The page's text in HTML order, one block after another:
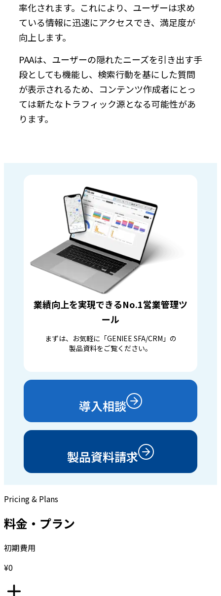
率化されます。これにより、ユーザーは求め
ている情報に迅速にアクセスでき、満足度が
向上します。
PAAは、ユーザーの隠れたニーズを引き出す手
段としても機能し、検索行動を基にした質問
が表示されるため、コンテンツ作成者にとっ
ては新たなトラフィック源となる可能性があ
ります。
業績向上を実現できるNo.1営業管理ツ
ール
まずは、お気軽に「GENIEE SFA/CRM」の
製品資料をご覧ください。
導入相談
製品資料請求
Pricing & Plans
料金・プラン
初期費用
¥0